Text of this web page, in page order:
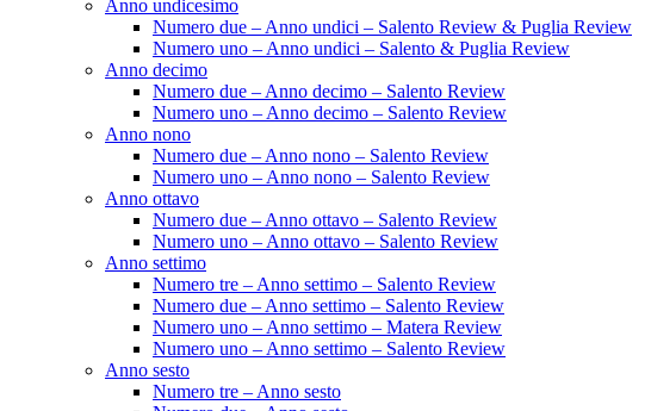
Anno undicesimo
Numero due – Anno undici – Salento Review & Puglia Review
Numero uno – Anno undici – Salento & Puglia Review
Anno decimo
Numero due – Anno decimo – Salento Review
Numero uno – Anno decimo – Salento Review
Anno nono
Numero due – Anno nono – Salento Review
Numero uno – Anno nono – Salento Review
Anno ottavo
Numero due – Anno ottavo – Salento Review
Numero uno – Anno ottavo – Salento Review
Anno settimo
Numero tre – Anno settimo – Salento Review
Numero due – Anno settimo – Salento Review
Numero uno – Anno settimo – Matera Review
Numero uno – Anno settimo – Salento Review
Anno sesto
Numero tre – Anno sesto